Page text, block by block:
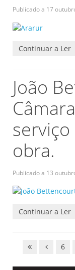
Publicado a 17
Continuar a Ler
João
obra.
Publicado a 13
Continuar a Ler
6